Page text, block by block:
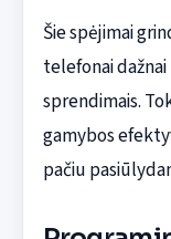
Šie spėjimai
telefonai
sprendimais.
gamybos
pačiu